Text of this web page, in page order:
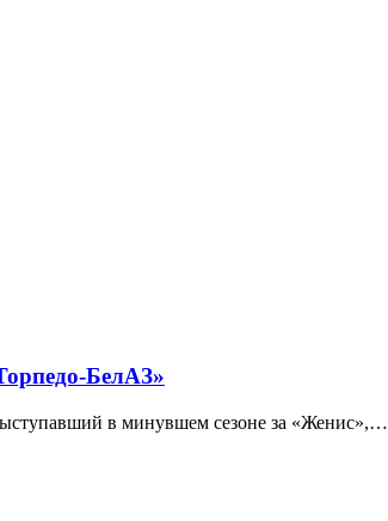
БелАЗ»
в минувшем сезоне за «Женис»,…